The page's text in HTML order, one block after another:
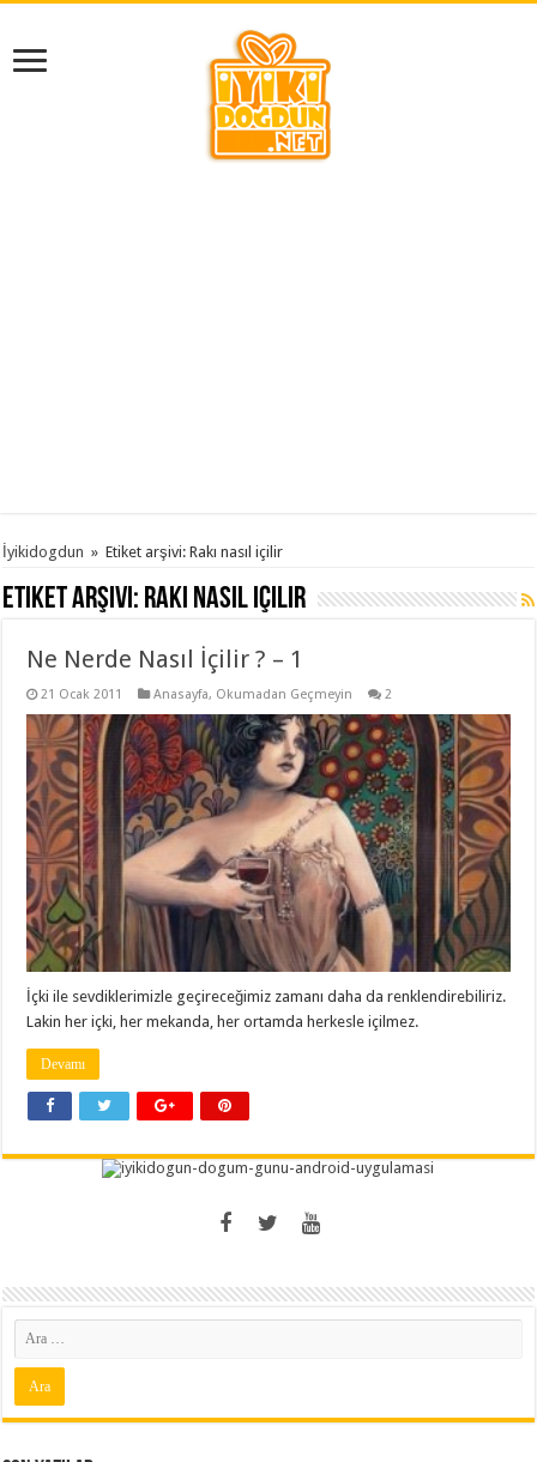
İyikidogdun » Etiket arşivi: Rakı nasıl içilir
Etiket arşivi: Rakı nasıl içilir
Ne Nerde Nasıl İçilir ? – 1
21 Ocak 2011 Anasayfa, Okumadan Geçmeyin 2
İçki ile sevdiklerimizle geçireceğimiz zamanı daha da renklendirebiliriz.
Lakin her içki, her mekanda, her ortamda herkesle içilmez.
Devamı